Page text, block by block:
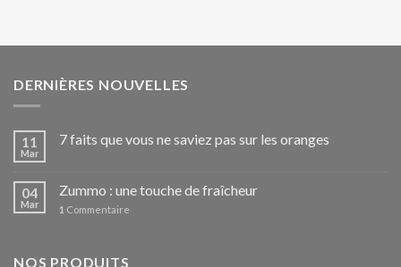
DERNIÈRES NOUVELLES
11
Mar
7 faits que vous ne saviez pas sur les oranges
04
Mar
Zummo : une touche de fraîcheur
1 Commentaire
NOS PRODUITS